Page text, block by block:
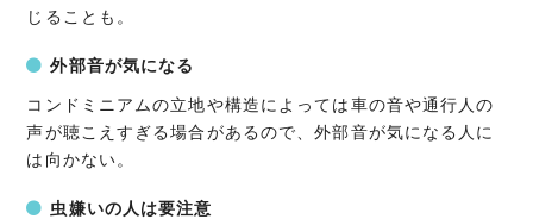
じることも。
外部音が気になる
コンドミニアムの立地や構造によっては車の音や通行人の
声が聴こえすぎる場合があるので、外部音が気になる人に
は向かない。
虫嫌いの人は要注意